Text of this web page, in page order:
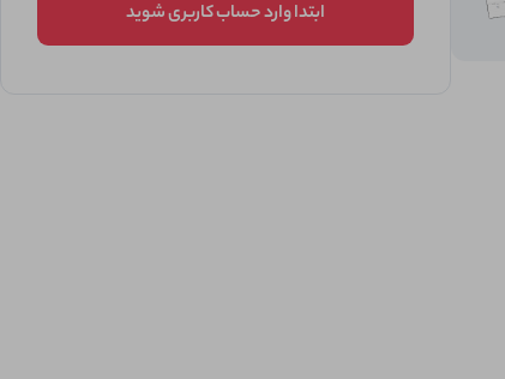
ابتدا وارد حساب کاربری شوید